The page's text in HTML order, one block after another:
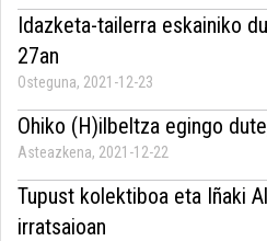
Idazketa-tailerra eskainiko
27an
Osteguna, 2021-12-23
Ohiko (H)ilbeltza egingo
Asteazkena, 2021-12-22
Tupust kolektiboa eta Iñaki
irratsaioan